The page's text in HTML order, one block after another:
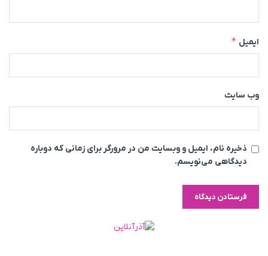
ایمیل *
وب‌ سایت
ذخیره نام، ایمیل و وبسایت من در مرورگر برای زمانی که دوباره
دیدگاهی می‌نویسم.